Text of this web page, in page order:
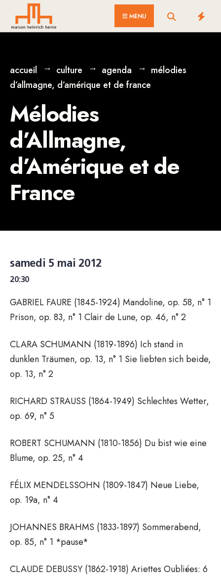
MENU
accueil culture agenda
mélodies
d’allmagne, d’amérique et de france
Mélodies
d’Allmagne,
d’Amérique et de
France
samedi 5 mai 2012
20:30
GABRIEL FAURE (1845-1924) Mandoline, op. 58, n° 1
Prison, op. 83, n° 1 Clair de Lune, op. 46, n° 2
CLARA SCHUMANN (1819-1896) Ich stand in
dunklen Träumen, op. 13, n° 1 Sie liebten sich beide,
op. 13, n° 2
RICHARD STRAUSS (1864-1949) Schlechtes Wetter,
op. 69, n° 5
ROBERT SCHUMANN (1810-1856) Du bist wie eine
Blume, op. 25, n° 4
FÉLIX MENDELSSOHN (1809-1847) Neue Liebe,
op. 19a, n° 4
JOHANNES BRAHMS (1833-1897) Sommerabend,
op. 85, n° 1 *pause*
CLAUDE DEBUSSY (1862-1918) Ariettes Oubliées: 6